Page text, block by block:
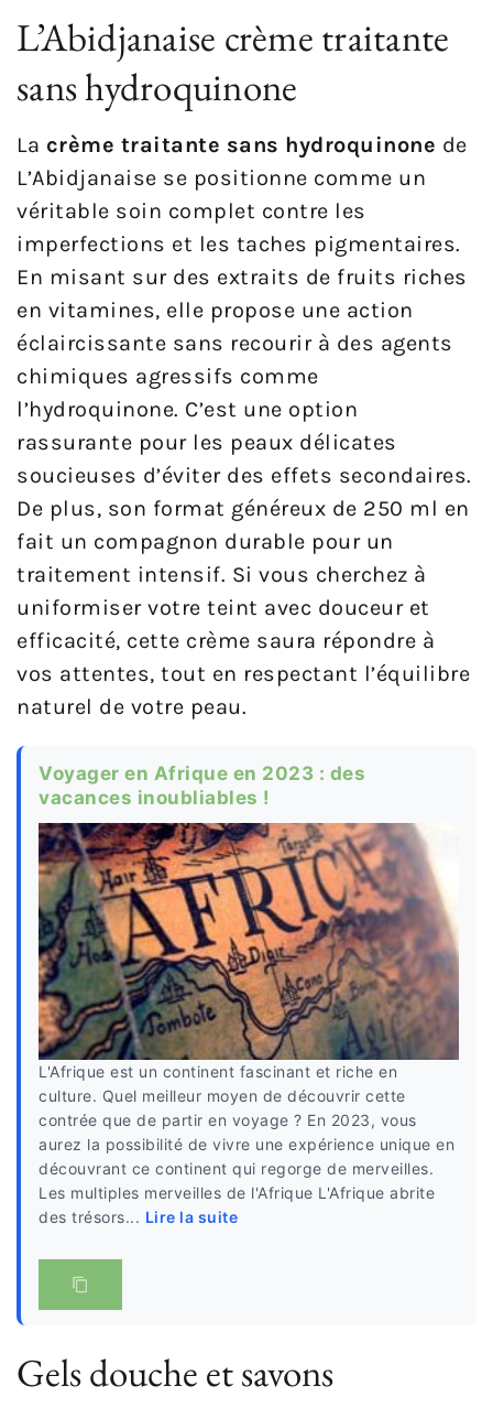
L’Abidjanaise crème traitante
sans hydroquinone
La crème traitante sans hydroquinone de
L’Abidjanaise se positionne comme un
véritable soin complet contre les
imperfections et les taches pigmentaires.
En misant sur des extraits de fruits riches
en vitamines, elle propose une action
éclaircissante sans recourir à des agents
chimiques agressifs comme
l’hydroquinone. C’est une option
rassurante pour les peaux délicates
soucieuses d’éviter des effets secondaires.
De plus, son format généreux de 250 ml en
fait un compagnon durable pour un
traitement intensif. Si vous cherchez à
uniformiser votre teint avec douceur et
efficacité, cette crème saura répondre à
vos attentes, tout en respectant l’équilibre
naturel de votre peau.
Voyager en Afrique en 2023 : des
vacances inoubliables !
L'Afrique est un continent fascinant et riche en
culture. Quel meilleur moyen de découvrir cette
contrée que de partir en voyage ? En 2023, vous
aurez la possibilité de vivre une expérience unique en
découvrant ce continent qui regorge de merveilles.
Les multiples merveilles de l'Afrique L'Afrique abrite
des trésors... Lire la suite
Gels douche et savons